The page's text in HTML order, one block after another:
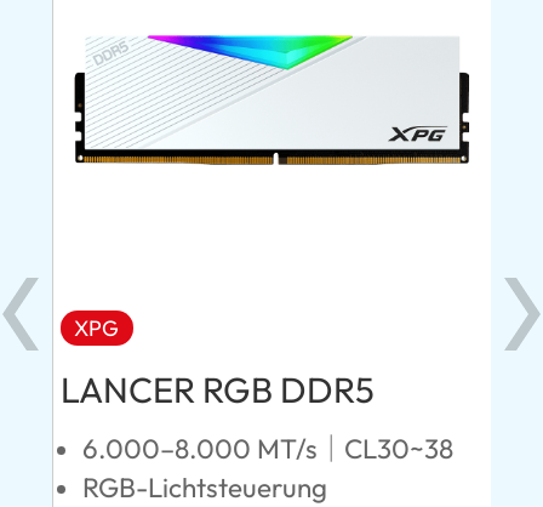
XPG
LANCER RGB DDR5
6.000–8.000 MT/s｜CL30~38
RGB-Lichtsteuerung